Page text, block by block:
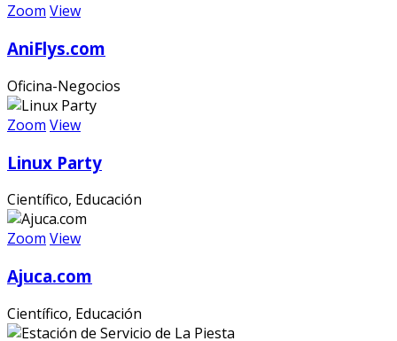
Zoom View
AniFlys.com
Oficina-Negocios
Zoom View
Linux Party
Científico, Educación
Zoom View
Ajuca.com
Científico, Educación